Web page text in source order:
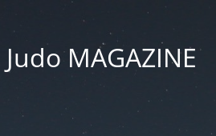
Judo MAGAZINE